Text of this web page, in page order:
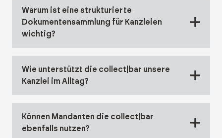
Warum ist eine strukturierte
Dokumentensammlung für Kanzleien
wichtig?
Wie unterstützt die collect|bar unsere
Kanzlei im Alltag?
Können Mandanten die collect|bar
ebenfalls nutzen?